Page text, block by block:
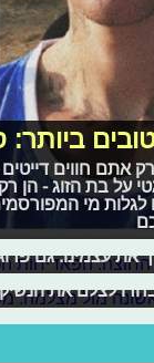
אתם חווים
על בת הזוג - הן
לגלות מי
החוצה:
יחסים ואהבה,
עצמינו. גם
מול
נדרשים או
מפחיד
לצלם את